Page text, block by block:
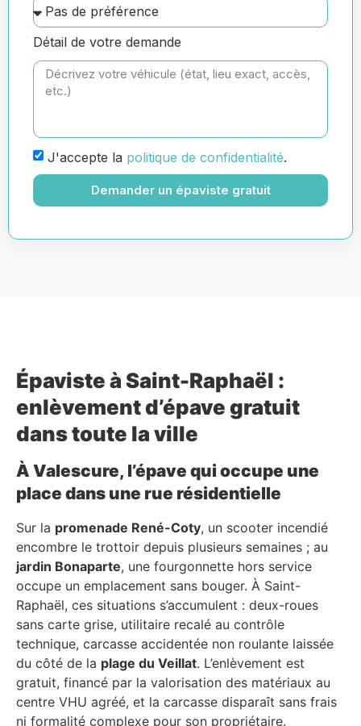
Détail de votre demande
J'accepte la politique de confidentialité.
Demander un épaviste gratuit
Épaviste à Saint-Raphaël :
enlèvement d’épave gratuit
dans toute la ville
À Valescure, l’épave qui occupe une
place dans une rue résidentielle
Sur la promenade René-Coty, un scooter incendié
encombre le trottoir depuis plusieurs semaines ; au
jardin Bonaparte, une fourgonnette hors service
occupe un emplacement sans bouger. À Saint-
Raphaël, ces situations s’accumulent : deux-roues
sans carte grise, utilitaire recalé au contrôle
technique, carcasse accidentée non roulante laissée
du côté de la plage du Veillat. L’enlèvement est
gratuit, financé par la valorisation des matériaux au
centre VHU agréé, et la carcasse disparaît sans frais
ni formalité complexe pour son propriétaire.